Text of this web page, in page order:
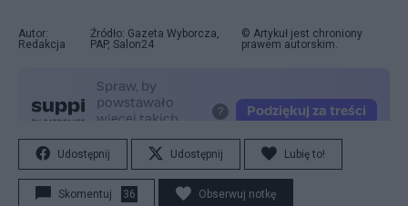
Autor:
Redakcja
Źródło: Gazeta Wyborcza,
PAP, Salon24
© Artykuł jest chroniony
prawem autorskim.
Udostępnij Udostępnij Lubię to!
Skomentuj 36 Obserwuj notkę